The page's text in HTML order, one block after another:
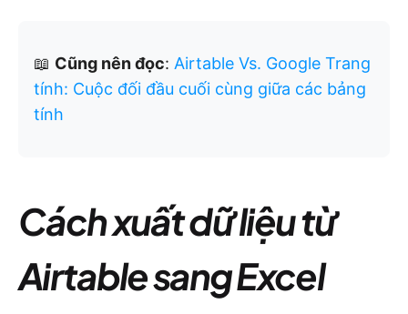
📖 Cũng nên đọc: Airtable Vs. Google Trang
tính: Cuộc đối đầu cuối cùng giữa các bảng
tính
Cách xuất dữ liệu từ
Airtable sang Excel